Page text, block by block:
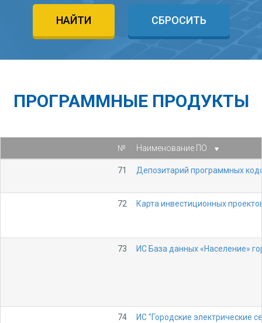
НАЙТИ СБРОСИТЬ
ПРОГРАММНЫЕ ПРОДУКТЫ
№ Наименование ПО
71 Депозитарий программных
72 Карта инвестиционных
73 ИС База данных «Население»
74 ИС "Городские электрические